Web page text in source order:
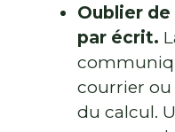
Oublier
par écrit.
courrier ou
du calcul.